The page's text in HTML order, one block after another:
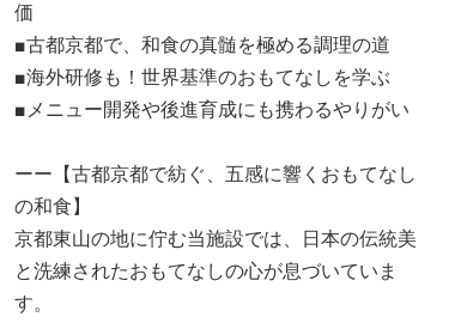
価
■古都京都で、和食の真髄を極める調理の道
■海外研修も！世界基準のおもてなしを学ぶ
■メニュー開発や後進育成にも携わるやりがい
ーー【古都京都で紡ぐ、五感に響くおもてなし
の和食】
京都東山の地に佇む当施設では、日本の伝統美
と洗練されたおもてなしの心が息づいていま
す。